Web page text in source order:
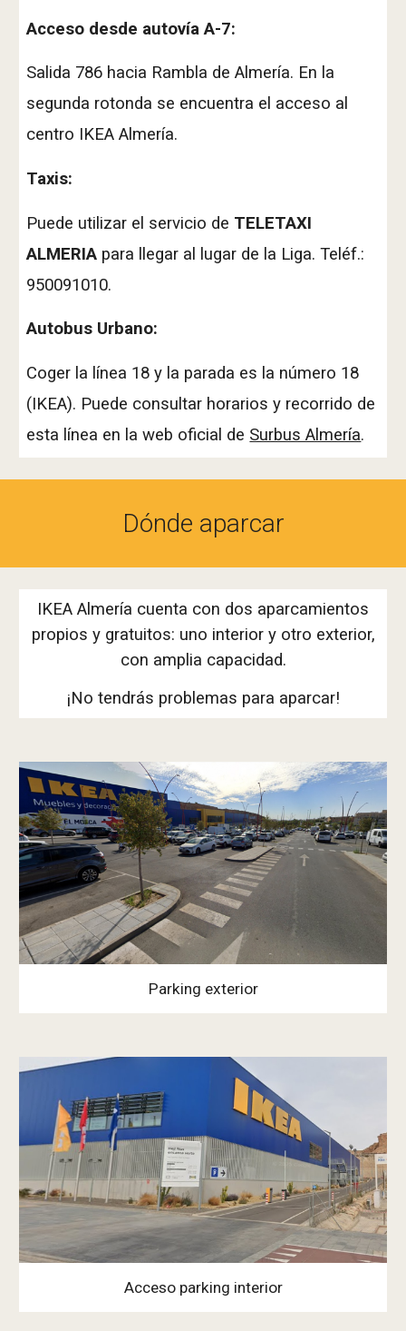
Acceso desde autovía A-7:
Salida 786 hacia Rambla de Almería. En la
segunda rotonda se encuentra el acceso al
centro IKEA Almería.
Taxis:
Puede utilizar el servicio de TELETAXI
ALMERIA para llegar al lugar de la Liga. Teléf.:
950091010.
Autobus Urbano:
Coger la línea 18 y la parada es la número 18
(IKEA). Puede consultar horarios y recorrido de
esta línea en la web oficial de Surbus Almería.
Dónde aparcar
IKEA Almería cuenta con dos aparcamientos
propios y gratuitos: uno interior y otro exterior,
con amplia capacidad.
¡No tendrás problemas para aparcar!
Parking exterior
Acceso parking interior